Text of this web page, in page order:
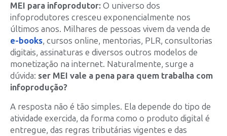
MEI para infoprodutor: O universo dos
infoprodutores cresceu exponencialmente nos
últimos anos. Milhares de pessoas vivem da venda de
e-books, cursos online, mentorias, PLR, consultorias
digitais, assinaturas e diversos outros modelos de
monetização na internet. Naturalmente, surge a
dúvida: ser MEI vale a pena para quem trabalha com
infoprodução?
A resposta não é tão simples. Ela depende do tipo de
atividade exercida, da forma como o produto digital é
entregue, das regras tributárias vigentes e das